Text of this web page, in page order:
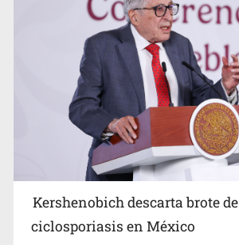
Kershenobich descarta brote de
ciclosporiasis en México